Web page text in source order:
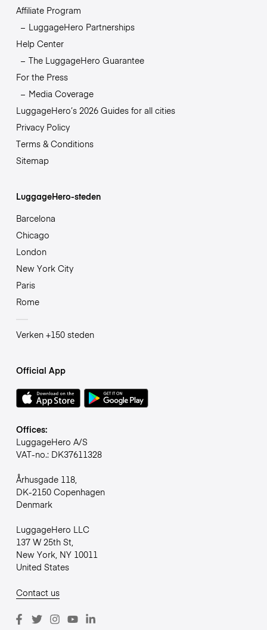
Affiliate Program
LuggageHero Partnerships
Help Center
The LuggageHero Guarantee
For the Press
Media Coverage
LuggageHero’s 2026 Guides for all cities
Privacy Policy
Terms & Conditions
Sitemap
LuggageHero-steden
Barcelona
Chicago
London
New York City
Paris
Rome
Verken +150 steden
Official App
Offices:
LuggageHero A/S
VAT-no.: DK37611328
Århusgade 118,
DK-2150 Copenhagen
Denmark
LuggageHero LLC
137 W 25th St,
New York, NY 10011
United States
Contact us